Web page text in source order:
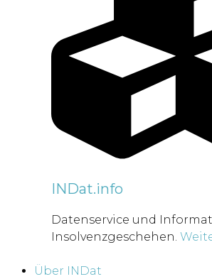
INDat.info
Datenservice und
Insolvenzgeschehen.
Über INDat